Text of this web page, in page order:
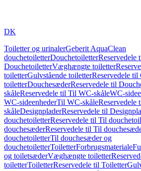
DK
Toiletter og urinalerGeberit AquaClean
douchetoiletterDouchetoiletterReservedele
DouchetoiletterVæghængte toiletter
toiletterGulvstående toiletterReservedele til
toiletterDouchesæderReservedele til
skåleReservedele til Til WC-skåleWC-
WC-sideenhederTil WC-skåleReservedele
skåleDesignpladerReservedele til
douchetoiletterReservedele til Til
douchesæderReservedele til Til
douchetoiletterTil douchesæder og
douchetoiletterToiletterForbrugsmateriale
og toiletsæderVæghængte toiletter
toiletterToiletterReservedele til Toiletter